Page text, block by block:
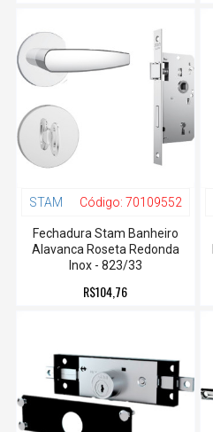
STAM Código: 70109552
Fechadura Stam Banheiro
Alavanca Roseta Redonda
Inox - 823/33
R$104,76